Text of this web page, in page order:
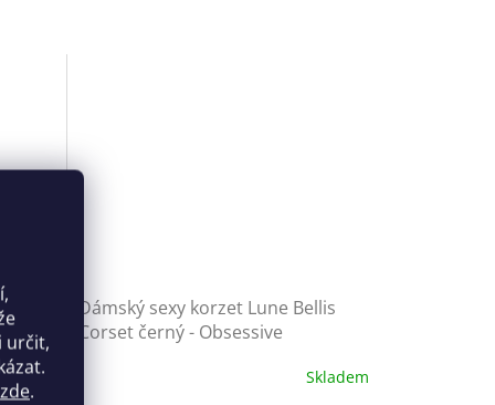
určit,
zde.
Dámský sexy korzet Lune Bellis
Corset černý - Obsessive
Skladem